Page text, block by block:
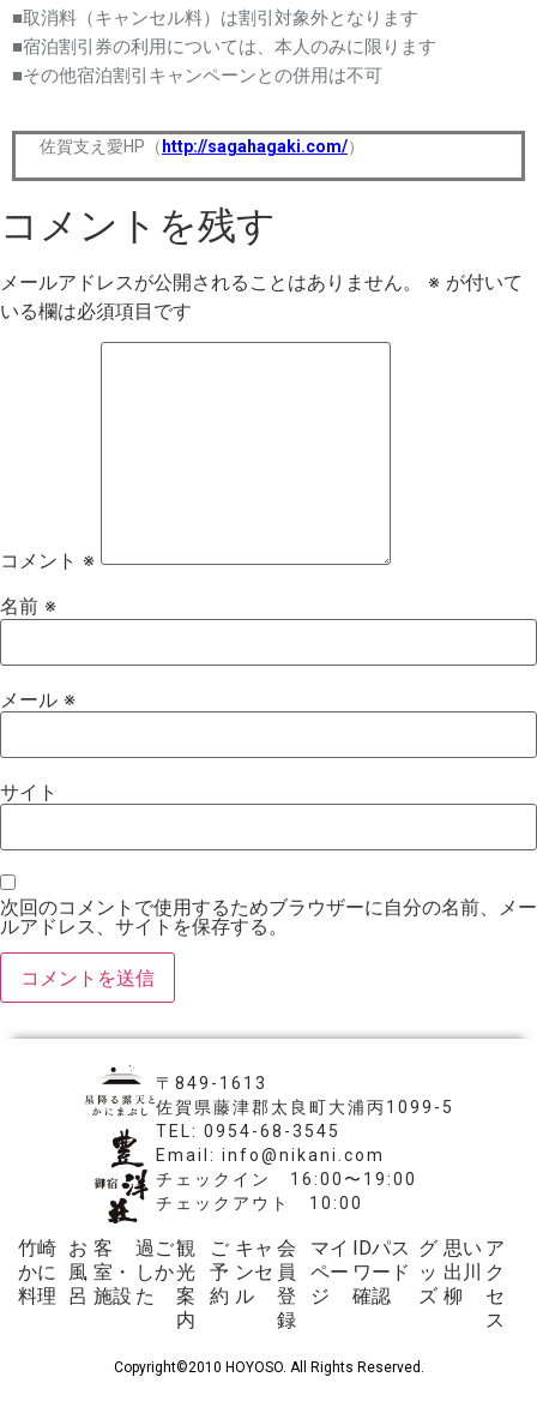
■取消料（キャンセル料）は割引対象外となります
■宿泊割引券の利用については、本人のみに限ります
■その他宿泊割引キャンペーンとの併用は不可
佐賀支え愛HP（ http://sagahagaki.com/）
コメントを残す
メールアドレスが公開されることはありません。 ※ が付いて
いる欄は必須項目です
コメント ※
名前 ※
メール ※
サイト
次回のコメントで使用するためブラウザーに自分の名前、メー
ルアドレス、サイトを保存する。
〒849-1613
佐賀県藤津郡太良町大浦丙1099-5
TEL: 0954-68-3545
Email: info@nikani.com
チェックイン 16:00〜19:00
チェックアウト 10:00
竹崎
かに
料理
お
風
呂
客
室・
施設
過ご
しか
た
観
光
案
内
ご
予
約
キャ
ンセ
ル
会
員
登
録
マイ
ペー
ジ
IDパス
ワード
確認
グ
ッ
ズ
思い
出川
柳
ア
ク
セ
ス
Copyright©2010 HOYOSO. All Rights Reserved.